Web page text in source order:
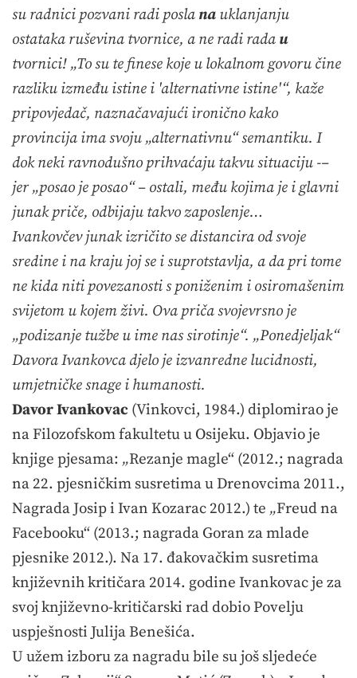
su radnici pozvani radi posla na uklanjanju
ostataka ruševina tvornice, a ne radi rada u
tvornici! „To su te finese koje u lokalnom govoru čine
razliku između istine i 'alternativne istine'“, kaže
pripovjedač, naznačavajući ironično kako
provincija ima svoju „alternativnu“ semantiku. I
dok neki ravnodušno prihvaćaju takvu situaciju -–
jer „posao je posao“ – ostali, među kojima je i glavni
junak priče, odbijaju takvo zaposlenje…
Ivankovčev junak izričito se distancira od svoje
sredine i na kraju joj se i suprotstavlja, a da pri tome
ne kida niti povezanosti s poniženim i osiromašenim
svijetom u kojem živi. Ova priča svojevrsno je
„podizanje tužbe u ime nas sirotinje“. „Ponedjeljak“
Davora Ivankovca djelo je izvanredne lucidnosti,
umjetničke snage i humanosti.
Davor Ivankovac (Vinkovci, 1984.) diplomirao je
na Filozofskom fakultetu u Osijeku. Objavio je
knjige pjesama: „Rezanje magle“ (2012.; nagrada
na 22. pjesničkim susretima u Drenovcima 2011.,
Nagrada Josip i Ivan Kozarac 2012.) te „Freud na
Facebooku“ (2013.; nagrada Goran za mlade
pjesnike 2012.). Na 17. đakovačkim susretima
književnih kritičara 2014. godine Ivankovac je za
svoj književno-kritičarski rad dobio Povelju
uspješnosti Julija Benešića.
U užem izboru za nagradu bile su još sljedeće